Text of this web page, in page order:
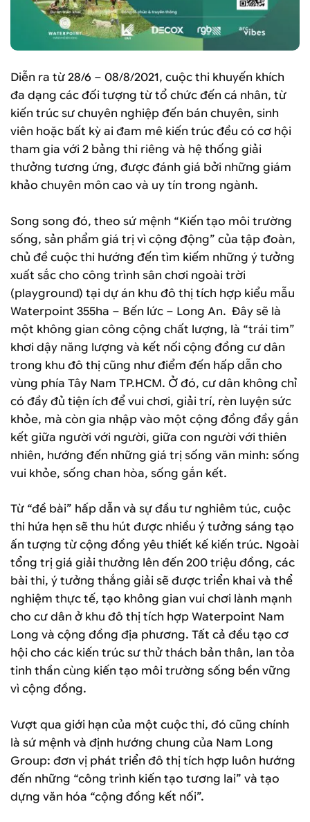
Diễn ra từ 28/6 – 08/8/2021, cuộc thi khuyến khích
đa dạng các đối tượng từ tổ chức đến cá nhân, từ
kiến trúc sư chuyên nghiệp đến bán chuyên, sinh
viên hoặc bất kỳ ai đam mê kiến trúc đều có cơ hội
tham gia với 2 bảng thi riêng và hệ thống giải
thưởng tương ứng, được đánh giá bởi những giám
khảo chuyên môn cao và uy tín trong ngành.
Song song đó, theo sứ mệnh “Kiến tạo môi trường
sống, sản phẩm giá trị vì cộng động” của tập đoàn,
chủ đề cuộc thi hướng đến tìm kiếm những ý tưởng
xuất sắc cho công trình sân chơi ngoài trời
(playground) tại dự án khu đô thị tích hợp kiểu mẫu
Waterpoint 355ha – Bến lức – Long An. Đây sẽ là
một không gian công cộng chất lượng, là “trái tim”
khơi dậy năng lượng và kết nối cộng đồng cư dân
trong khu đô thị cũng như điểm đến hấp dẫn cho
vùng phía Tây Nam TP.HCM. Ở đó, cư dân không chỉ
có đầy đủ tiện ích để vui chơi, giải trí, rèn luyện sức
khỏe, mà còn gia nhập vào một cộng đồng đầy gắn
kết giữa người với người, giữa con người với thiên
nhiên, hướng đến những giá trị sống văn minh: sống
vui khỏe, sống chan hòa, sống gắn kết.
Từ “đề bài” hấp dẫn và sự đầu tư nghiêm túc, cuộc
thi hứa hẹn sẽ thu hút được nhiều ý tưởng sáng tạo
ấn tượng từ cộng đồng yêu thiết kế kiến trúc. Ngoài
tổng trị giá giải thưởng lên đến 200 triệu đồng, các
bài thi, ý tưởng thắng giải sẽ được triển khai và thể
nghiệm thực tế, tạo không gian vui chơi lành mạnh
cho cư dân ở khu đô thị tích hợp Waterpoint Nam
Long và cộng đồng địa phương. Tất cả đều tạo cơ
hội cho các kiến trúc sư thử thách bản thân, lan tỏa
tinh thần cùng kiến tạo môi trường sống bền vững
vì cộng đồng.
Vượt qua giới hạn của một cuộc thi, đó cũng chính
là sứ mệnh và định hướng chung của Nam Long
Group: đơn vị phát triển đô thị tích hợp luôn hướng
đến những “công trình kiến tạo tương lai” và tạo
dựng văn hóa “cộng đồng kết nối”.